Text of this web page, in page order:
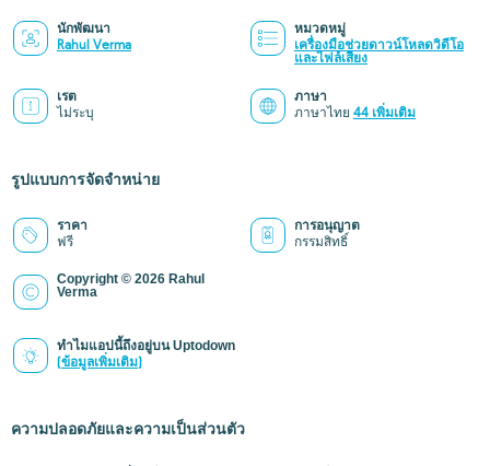
นักพัฒนา
Rahul Verma
หมวดหมู่
เครื่องมือช่วยดาวน์โหลดวิดีโอ
และไฟล์เสียง
เรต
ไม่ระบุ
ภาษา
ภาษาไทย 44 เพิ่มเติม
รูปแบบการจัดจำหน่าย
ราคา
ฟรี
การอนุญาต
กรรมสิทธิ์
Copyright © 2026 Rahul
Verma
ทำไมแอปนี้ถึงอยู่บน Uptodown
(ข้อมูลเพิ่มเติม)
ความปลอดภัยและความเป็นส่วนตัว